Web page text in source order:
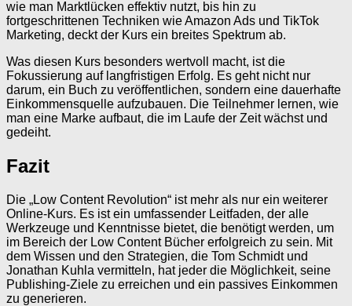
wie man Marktlücken effektiv nutzt, bis hin zu
fortgeschrittenen Techniken wie Amazon Ads und TikTok
Marketing, deckt der Kurs ein breites Spektrum ab.
Was diesen Kurs besonders wertvoll macht, ist die
Fokussierung auf langfristigen Erfolg. Es geht nicht nur
darum, ein Buch zu veröffentlichen, sondern eine dauerhafte
Einkommensquelle aufzubauen. Die Teilnehmer lernen, wie
man eine Marke aufbaut, die im Laufe der Zeit wächst und
gedeiht.
Fazit
Die „Low Content Revolution“ ist mehr als nur ein weiterer
Online-Kurs. Es ist ein umfassender Leitfaden, der alle
Werkzeuge und Kenntnisse bietet, die benötigt werden, um
im Bereich der Low Content Bücher erfolgreich zu sein. Mit
dem Wissen und den Strategien, die Tom Schmidt und
Jonathan Kuhla vermitteln, hat jeder die Möglichkeit, seine
Publishing-Ziele zu erreichen und ein passives Einkommen
zu generieren.